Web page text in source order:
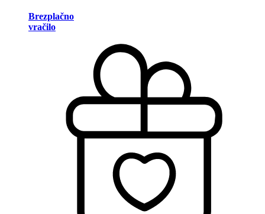
Brezplačno
vračilo